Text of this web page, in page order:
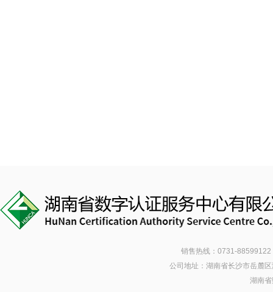
销售热线：0731-
公司地址：湖南省长沙市岳麓
湖南